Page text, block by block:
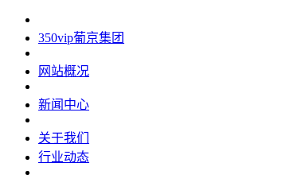
350vip葡京集团
网站概况
新闻中心
关于我们
行业动态